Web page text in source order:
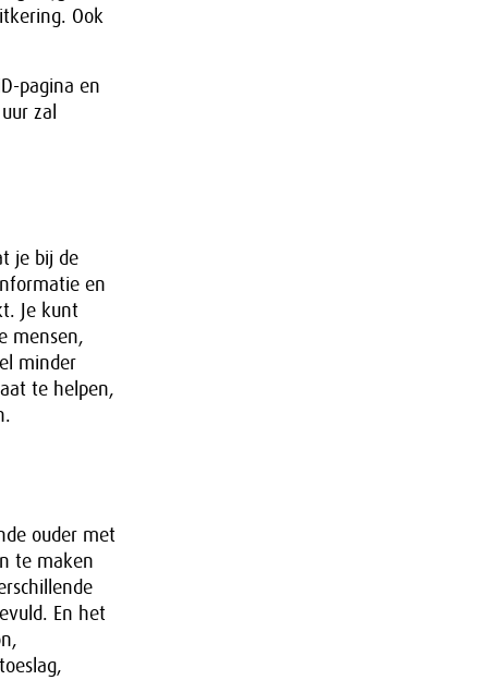
Ook
pagina en
zal
je bij de
en
Je kunt
mensen,
minder
te helpen,
ouder met
te maken
En het